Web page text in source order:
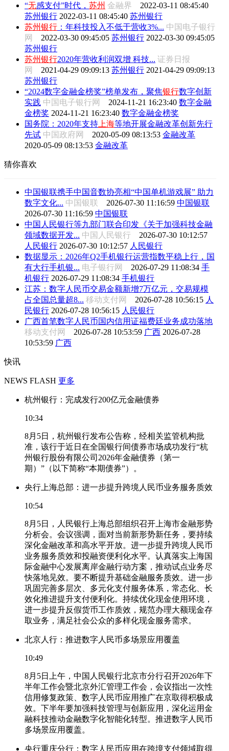
“无感支付”时代， 苏州 金融界 2022-03-11 08:45:40
苏州银行 2022-03-11 08:45:40 苏州银行
苏州银行 ：年科技投入不低于营收3%... 中国电子银行
网 2022-03-30 09:45:05 苏州银行 2022-03-30 09:45:05
苏州银行
苏州银行2020年营收利润双增 科技... 证券日报
网 2021-04-29 09:09:13 苏州银行 2021-04-29 09:09:13
苏州银行
“2024数字金融金榜奖”榜单发布，聚焦银行数字创新
实践 中国电子银行网 2024-11-21 16:23:40 数字金融
金榜奖 2024-11-21 16:23:40 数字金融金榜奖
国务院：2020年支持 上海等地开展金融改革创新先行
先试 中国政府网 2020-05-09 08:13:53 金融改革
2020-05-09 08:13:53 金融改革
猜你喜欢
中国银联携手中国音数协亮相“中国单机游戏展” 助力
数字文化... 中国银联 2026-07-30 11:16:59 中国银联
2026-07-30 11:16:59 中国银联
中国人民银行等九部门联合印发《关于加强科技金融
领域数据开发... 中国人民银行 2026-07-30 10:12:57
人民银行 2026-07-30 10:12:57 人民银行
数据显示：2026年Q2手机银行运营指数平稳上行，国
有大行手机银... 电子银行网 2026-07-29 11:08:34 手
机银行 2026-07-29 11:08:34 手机银行
江苏：数字人民币交易金额新增7万亿元，交易规模
占全国总量超8... 移动支付网 2026-07-28 10:56:15 人
民银行 2026-07-28 10:56:15 人民银行
广西首笔数字人民币国内信用证福费廷业务成功落地
移动支付网 2026-07-28 10:53:59 广西 2026-07-28
10:53:59 广西
快讯
NEWS FLASH 更多
杭州银行：完成发行200亿元金融债券
10:34
8月5日，杭州银行发布公告称，经相关监管机构批
准，该行于近日在全国银行间债券市场成功发行“杭
州银行股份有限公司2026年金融债券（第一
期）”（以下简称“本期债券”）。
央行上海总部：进一步提升跨境人民币业务服务质效
10:54
8月5日，人民银行上海总部组织召开上海市金融形势
分析会。会议强调，面对当前新形势新任务，要持续
深化金融改革和高水平开放。进一步提升跨境人民币
业务服务质效和投融资便利化水平。认真落实上海国
际金融中心发展离岸金融行动方案，推动试点业务尽
快落地见效。要不断提升基础金融服务质效。进一步
巩固完善多层次、多元化支付服务体系，常态化、长
效化推进提升支付便利化。持续优化现金使用环境，
进一步提升反假货币工作质效，规范办理大额现金存
取业务，满足社会公众的多样化现金服务需求。
北京人行：推进数字人民币多场景应用覆盖
10:49
8月5日上午，中国人民银行北京市分行召开2026年下
半年工作会暨北京外汇管理工作会，会议指出一次性
信用修复政策、数字人民币应用推广在京取得积极成
效。下半年要加强科技管理与创新应用，深化运用金
融科技推动金融数字化智能化转型。推进数字人民币
多场景应用覆盖。
央行重庆分行：数字人民币应用在跨境支付领域取得